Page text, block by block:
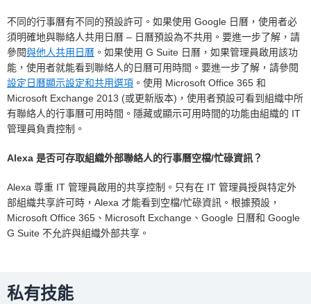
不同的行事曆有不同的預設許可。如果使用 Google 日曆，使用者必
須明確地與聯絡人共用日曆 – 日曆預設為不共用。要進一步了解，請
參閱與他人共用日曆 。如果使用 G Suite 日曆，如果管理員啟用該功
能，使用者就能看到聯絡人的日曆可用時間。要進一步了解，請參閱
設定日曆顯示設定和共用選項 。使用 Microsoft Office 365 和
Microsoft Exchange 2013 (或更新版本)，使用者預設可看到組織中所
有聯絡人的行事曆可用時間。隱藏或顯示可用時間的功能由組織的 IT
管理員負責控制。
Alexa 是否可存取組織外部聯絡人的行事曆空檔/忙碌資訊？
Alexa 尊重 IT 管理員啟用的共享控制。只有在 IT 管理員授與特定外
部組織共享許可時，Alexa 才能看到空檔/忙碌資訊。根據預設，
Microsoft Office 365、Microsoft Exchange、Google 日曆和 Google
G Suite 不允許與組織外部共享。
私有技能